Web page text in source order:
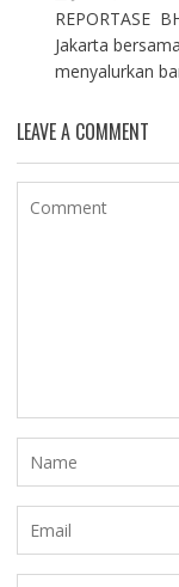
REPORTASE
Jakarta
menyalurkan
LEAVE A COMMENT